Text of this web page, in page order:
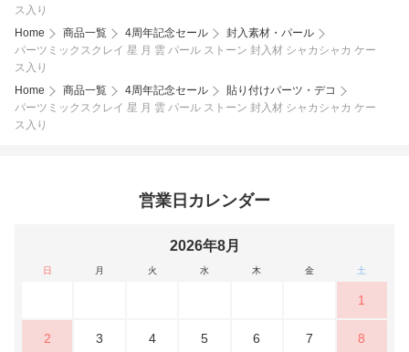
ス入り
Home
商品一覧 4周年記念セール
封入素材・パール
パーツミックスクレイ 星 月 雲 パール ストーン 封入材 シャカシャカ ケー
ス入り
Home
商品一覧 4周年記念セール
貼り付けパーツ・デコ
パーツミックスクレイ 星 月 雲 パール ストーン 封入材 シャカシャカ ケー
ス入り
営業日カレンダー
2026年8月
日 月 火 水 木 金 土
1
2 3 4 5 6 7 8